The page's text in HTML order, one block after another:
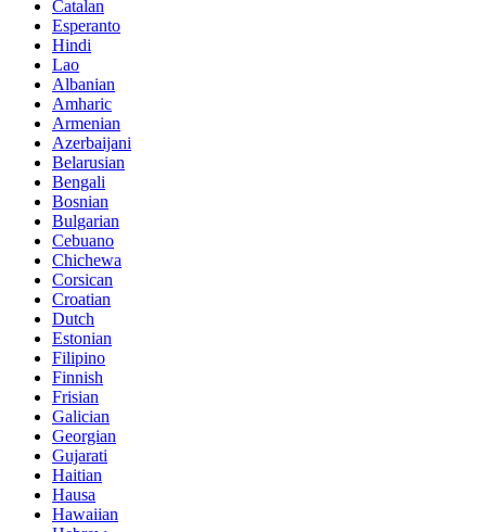
Catalan
Esperanto
Hindi
Lao
Albanian
Amharic
Armenian
Azerbaijani
Belarusian
Bengali
Bosnian
Bulgarian
Cebuano
Chichewa
Corsican
Croatian
Dutch
Estonian
Filipino
Finnish
Frisian
Galician
Georgian
Gujarati
Haitian
Hausa
Hawaiian